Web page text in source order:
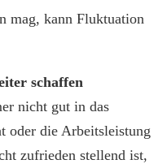
mag, kann Fluktuation
schaffen
nicht gut in das
oder die Arbeitsleistung
zufrieden stellend ist,